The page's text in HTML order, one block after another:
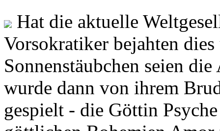
Hat die aktuelle
Vorsokratiker bejahten
Sonnenstäubchen seien
wurde dann von ihrem
gespielt - die Göttin